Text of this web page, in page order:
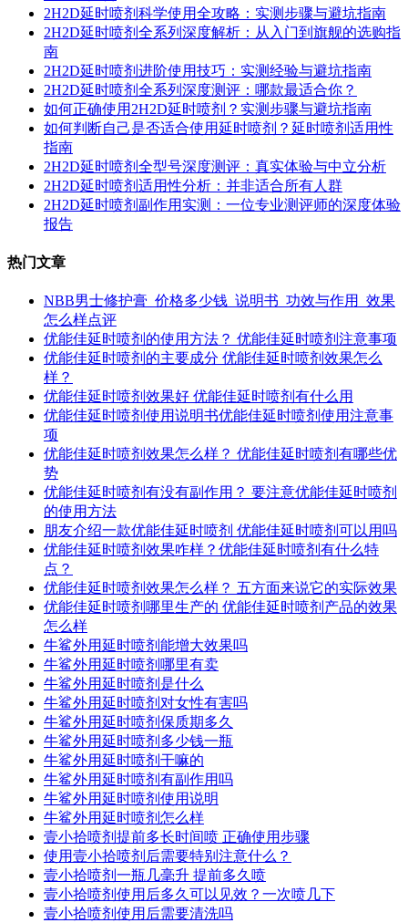
2H2D延时喷剂科学使用全攻略：实测步骤与避坑指南
2H2D延时喷剂全系列深度解析：从入门到旗舰的选购指
南
2H2D延时喷剂进阶使用技巧：实测经验与避坑指南
2H2D延时喷剂全系列深度测评：哪款最适合你？
如何正确使用2H2D延时喷剂？实测步骤与避坑指南
如何判断自己是否适合使用延时喷剂？延时喷剂适用性
指南
2H2D延时喷剂全型号深度测评：真实体验与中立分析
2H2D延时喷剂适用性分析：并非适合所有人群
2H2D延时喷剂副作用实测：一位专业测评师的深度体验
报告
热门文章
NBB男士修护膏_价格多少钱_说明书_功效与作用_效果
怎么样点评
优能佳延时喷剂的使用方法？ 优能佳延时喷剂注意事项
优能佳延时喷剂的主要成分 优能佳延时喷剂效果怎么
样？
优能佳延时喷剂效果好 优能佳延时喷剂有什么用
优能佳延时喷剂使用说明书优能佳延时喷剂使用注意事
项
优能佳延时喷剂效果怎么样？ 优能佳延时喷剂有哪些优
势
优能佳延时喷剂有没有副作用？ 要注意优能佳延时喷剂
的使用方法
朋友介绍一款优能佳延时喷剂 优能佳延时喷剂可以用吗
优能佳延时喷剂效果咋样？优能佳延时喷剂有什么特
点？
优能佳延时喷剂效果怎么样？ 五方面来说它的实际效果
优能佳延时喷剂哪里生产的 优能佳延时喷剂产品的效果
怎么样
牛鲨外用延时喷剂能增大效果吗
牛鲨外用延时喷剂哪里有卖
牛鲨外用延时喷剂是什么
牛鲨外用延时喷剂对女性有害吗
牛鲨外用延时喷剂保质期多久
牛鲨外用延时喷剂多少钱一瓶
牛鲨外用延时喷剂干嘛的
牛鲨外用延时喷剂有副作用吗
牛鲨外用延时喷剂使用说明
牛鲨外用延时喷剂怎么样
壹小拾喷剂提前多长时间喷 正确使用步骤
使用壹小拾喷剂后需要特别注意什么？
壹小拾喷剂一瓶几毫升 提前多久喷
壹小拾喷剂使用后多久可以见效？一次喷几下
壹小拾喷剂使用后需要清洗吗